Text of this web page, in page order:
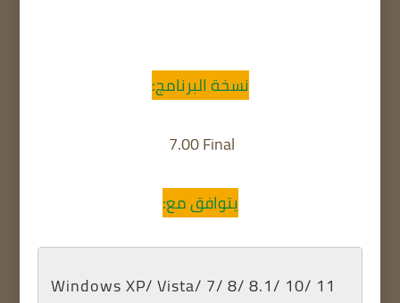
نسخة البرنامج:
7.00 Final
يتوافق مع:
Windows XP/ Vista/ 7/ 8/ 8.1/ 10/ 11